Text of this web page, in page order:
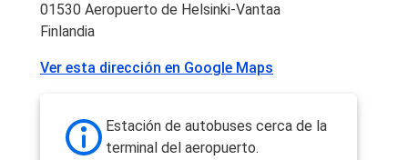
01530 Aeropuerto de Helsinki-Vantaa
Finlandia
Ver esta dirección en Google Maps
Estación de autobuses cerca de la
terminal del aeropuerto.